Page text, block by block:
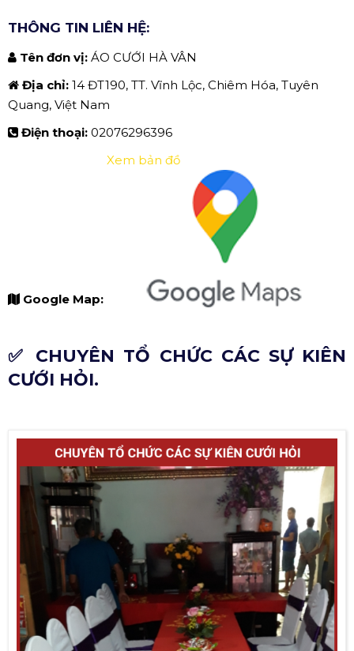
THÔNG TIN LIÊN HỆ:
Tên đơn vị: ÁO CƯỚI HÀ VÂN
Địa chỉ: 14 ĐT190, TT. Vĩnh Lộc, Chiêm Hóa, Tuyên
Quang, Việt Nam
Điện thoại: 02076296396
Google Map:
Xem bản đồ
✅ CHUYÊN TỔ CHỨC CÁC SỰ KIÊN
CƯỚI HỎI.